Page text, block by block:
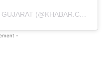
A POST SHARED BY KHABAR GUJARAT (@KHABAR.COMMUNICATION)
-